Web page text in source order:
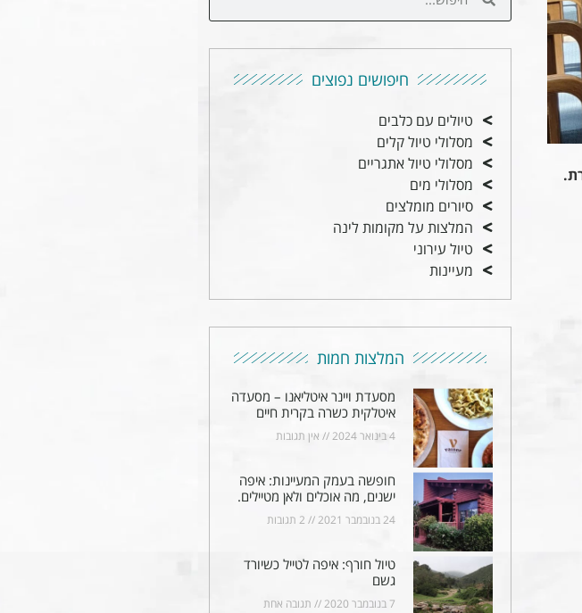
חיפושים נפוצים
טיולים עם כלבים
מסלולי טיול קלים
מסלולי טיול אתגריים
מסלולי מים
סיורים מומלצים
המלצות על מקומות לינה
טיול עירוני
מעיינות
המלצות חמות
מסעדת ויינר איטליאנו – מסעדה
איטלקית כשרה בקרית חיים
4 בינואר 2024 אין תגובות
חופשה בעמק המעיינות: איפה
ישנים, מה אוכלים ולאן מטיילים.
24 בנובמבר 2021
טיול חורף: איפה לטייל כשיורד
גשם
7 בנובמבר 2020 תגובה אחת